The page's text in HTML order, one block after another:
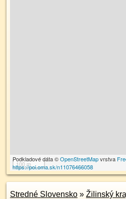
100 m
Podkladové dáta ©OpenStreetMapvrstva
https://poi.oma.sk/n11076466058
Stredné Slovensko » Žilinský